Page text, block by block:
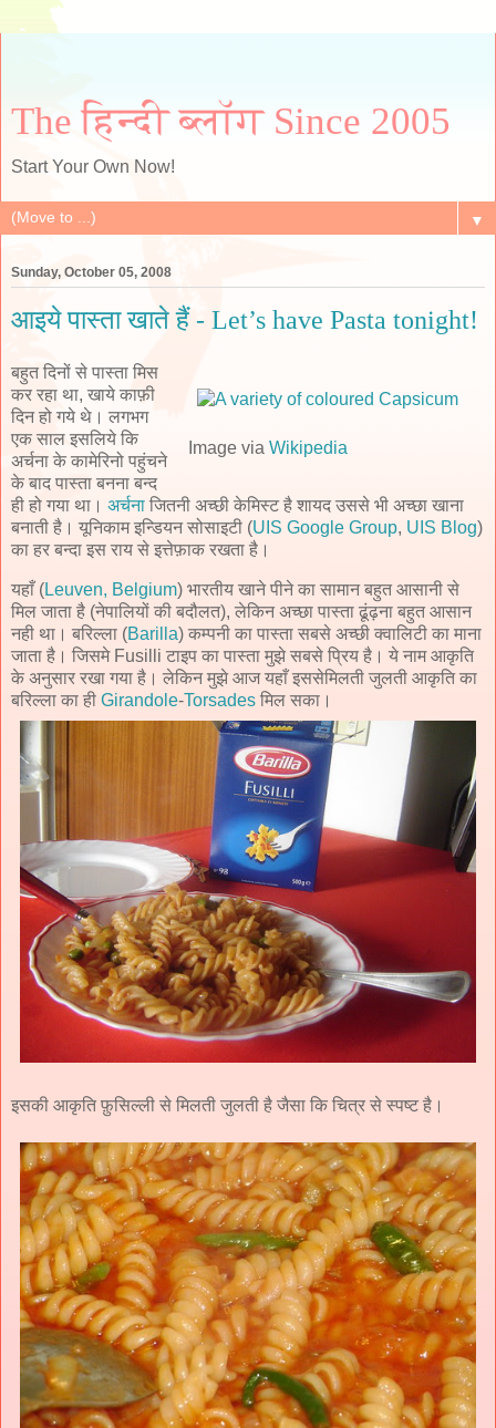
The हिन्दी ब्लॉग Since 2005
Start Your Own Now!
▼
Sunday, October 05, 2008
आइये पास्ता खाते हैं - Let’s have Pasta tonight!
Image viaWikipedia
बहुत दिनों से पास्ता मिस
कर रहा था, खाये काफ़ी
दिन हो गये थे। लगभग
एक साल इसलिये कि
अर्चना के कामेरिनो पहुंचने
के बाद पास्ता बनना बन्द
ही हो गया था। अर्चना जितनी अच्छी केमिस्ट है शायद उससे भी अच्छा खाना
बनाती है। यूनिकाम इन्डियन सोसाइटी (UIS Google Group, UIS Blog)
का हर बन्दा इस राय से इत्तेफ़ाक रखता है।
यहाँ (Leuven, Belgium) भारतीय खाने पीने का सामान बहुत आसानी से
मिल जाता है (नेपालियों की बदौलत), लेकिन अच्छा पास्ता ढूंढ़ना बहुत आसान
नही था। बरिल्ला (Barilla) कम्पनी का पास्ता सबसे अच्छी क्वालिटी का माना
जाता है। जिसमे Fusilli टाइप का पास्ता मुझे सबसे प्रिय है। ये नाम आकृति
के अनुसार रखा गया है। लेकिन मुझे आज यहाँ इससेमिलती जुलती आकृति का
बरिल्ला का ही Girandole-Torsades मिल सका।
इसकी आकृति फ़ुसिल्ली से मिलती जुलती है जैसा कि चित्र से स्पष्ट है।